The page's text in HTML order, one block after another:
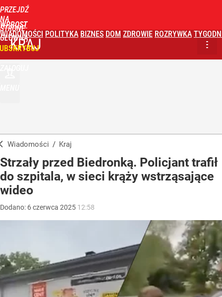
PRZEJDŹ
NA
STRONĘ
GŁÓWNĄ
WPROST
WIADOMOŚCI POLITYKA BIZNES DOM ZDROWIE ROZRYWKA
KRAJ
Wiadomości / Kraj
Strzały przed Biedronką. Policjant trafił
do szpitala, w sieci krąży wstrząsające
wideo
Dodano: 6czerwca 2025 12:58